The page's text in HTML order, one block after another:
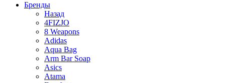
Бренды
Назад
4FIZJO
8 Weapons
Adidas
Aqua Bag
Arm Bar Soap
Asics
Atama